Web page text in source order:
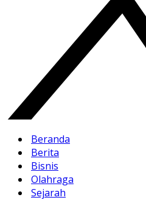
Beranda
Berita
Bisnis
Olahraga
Sejarah